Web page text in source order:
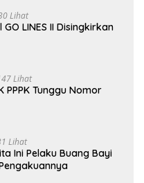
Lihat
LINES II Disingkirkan
Lihat
PPPK Tunggu Nomor
Lihat
Ini Pelaku Buang Bayi